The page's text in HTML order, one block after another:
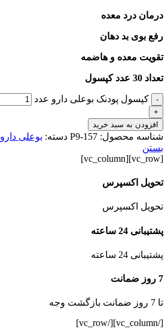
درمان درد معده
رفع بوی بد دهان
تقویت معده و هاضمه
تعداد 30 عدد کپسول
- کپسول پودنک بوعلی دارو عدد
+
افزودن به سبد خرید
شناسه محصول: P9-157 دسته: بوعلی دارو
بستن
[vc_row][vc_column]
تحویل اکسپرس
تحویل اکسپرس
پشتیبانی 24 ساعته
پشتیبانی 24 ساعته
7 روز ضمانت
تا 7 روز ضمانت بازگشت وجه
[/vc_column][/vc_row]